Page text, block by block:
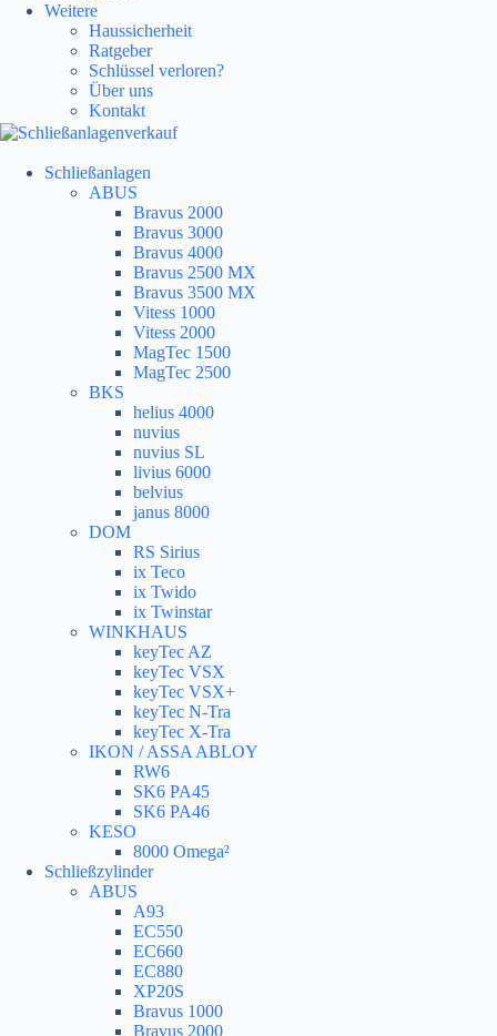
Weitere
Haussicherheit
Ratgeber
Schlüssel verloren?
Über uns
Kontakt
Schließanlagen
ABUS
Bravus 2000
Bravus 3000
Bravus 4000
Bravus 2500 MX
Bravus 3500 MX
Vitess 1000
Vitess 2000
MagTec 1500
MagTec 2500
BKS
helius 4000
nuvius
nuvius SL
livius 6000
belvius
janus 8000
DOM
RS Sirius
ix Teco
ix Twido
ix Twinstar
WINKHAUS
keyTec AZ
keyTec VSX
keyTec VSX+
keyTec N-Tra
keyTec X-Tra
IKON / ASSA ABLOY
RW6
SK6 PA45
SK6 PA46
KESO
8000 Omega²
Schließzylinder
ABUS
A93
EC550
EC660
EC880
XP20S
Bravus 1000
Bravus 2000